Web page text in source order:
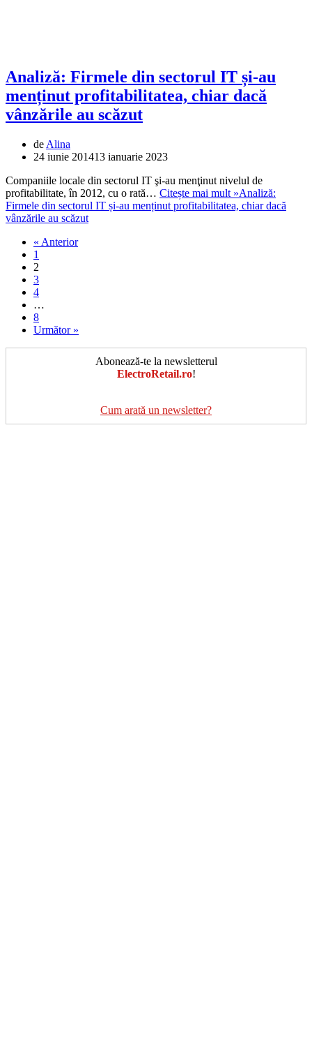
Analiză: Firmele din sectorul IT și-au
menținut profitabilitatea, chiar dacă
vânzările au scăzut
de Alina
24 iunie 201413 ianuarie 2023
Companiile locale din sectorul IT şi-au menţinut nivelul de
profitabilitate, în 2012, cu o rată… Citește mai mult »Analiză:
Firmele din sectorul IT și-au menținut profitabilitatea, chiar dacă
vânzările au scăzut
« Anterior
1
2
3
4
…
8
Următor »
Abonează-te la newsletterul
ElectroRetail.ro!
Cum arată un newsletter?